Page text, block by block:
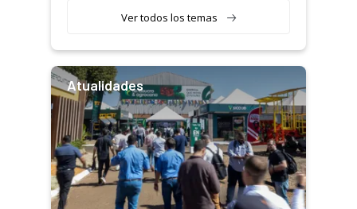
Ver todos los temas
Atualidades